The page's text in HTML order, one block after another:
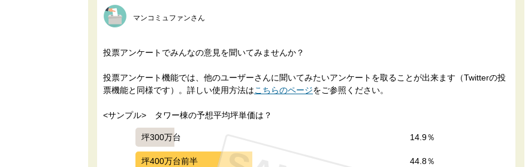
マンコミュファンさん
投票アンケートでみんなの意見を聞いてみませんか？
投票アンケート機能では、他のユーザーさんに聞いてみたいアンケートを取ることが出来ます（Twitterの投
票機能と同様です）。詳しい使用方法は こちらのページをご参照ください。
<サンプル>　タワー棟の予想平均坪単価は？
坪300万台 14.9％
坪400万台前半 44.8％